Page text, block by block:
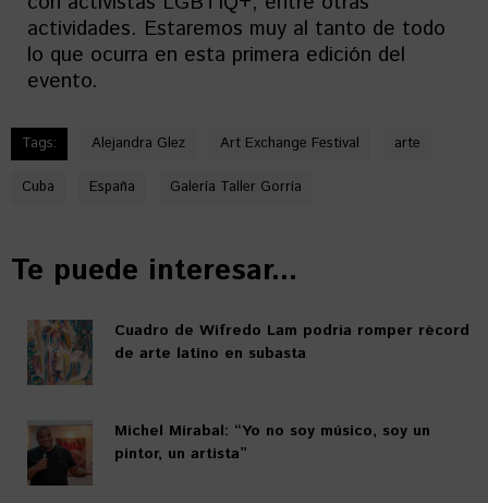
actividades. Estaremos muy al tanto de todo
lo que ocurra en esta primera edición del
evento.
Tags: Alejandra Glez Art Exchange Festival arte
Cuba España Galería Taller Gorría
Te puede interesar...
Cuadro de Wifredo Lam podría romper récord
de arte latino en subasta
Michel Mirabal: “Yo no soy músico, soy un
pintor, un artista”